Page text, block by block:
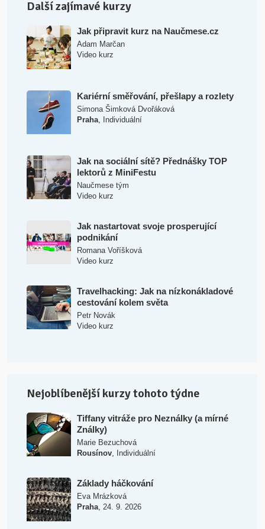
Další zajímavé kurzy
Jak připravit kurz na Naučmese.cz
Adam Marčan
Video kurz
Kariérní směřování, přešlapy a rozlety
Simona Šimková Dvořáková
Praha, Individuální
Jak na sociální sítě? Přednášky TOP
lektorů z MiniFestu
Naučmese tým
Video kurz
Jak nastartovat svoje prosperující
podnikání
Romana Voříšková
Video kurz
Travelhacking: Jak na nízkonákladové
cestování kolem světa
Petr Novák
Video kurz
Nejoblíbenější kurzy tohoto týdne
Tiffany vitráže pro Neználky (a mírné
Ználky)
Marie Bezuchová
Rousínov, Individuální
Základy háčkování
Eva Mrázková
Praha, 24. 9. 2026